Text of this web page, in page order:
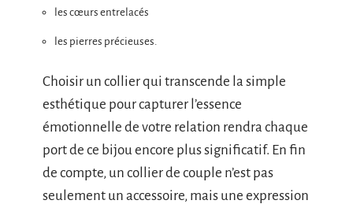
les cœurs entrelacés
les pierres précieuses.
Choisir un collier qui transcende la simple
esthétique pour capturer l’essence
émotionnelle de votre relation rendra chaque
port de ce bijou encore plus significatif. En fin
de compte, un collier de couple n’est pas
seulement un accessoire, mais une expression